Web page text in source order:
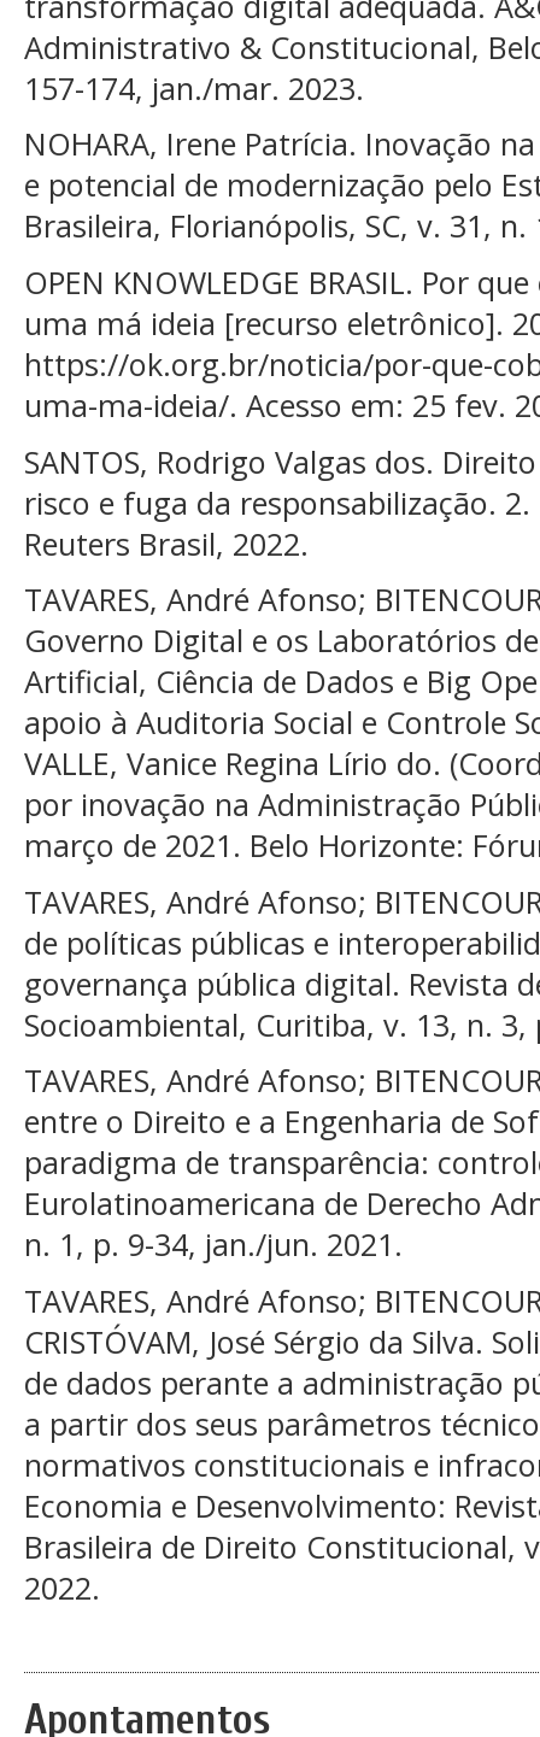
Administrativo & Constitucional,
157-174, jan./mar. 2023.
NOHARA, Irene Patrícia. Inovação
e potencial de modernização pelo
Brasileira, Florianópolis, SC, v. 31,
OPEN KNOWLEDGE BRASIL. Por
uma má ideia [recurso eletrônico].
https://ok.org.br/noticia/por-que-
uma-ma-ideia/. Acesso em: 25 fev.
SANTOS, Rodrigo Valgas dos.
risco e fuga da responsabilização.
Reuters Brasil, 2022.
TAVARES, André Afonso;
Governo Digital e os Laboratórios
Artificial, Ciência de Dados e Big
apoio à Auditoria Social e Controle
VALLE, Vanice Regina Lírio do.
por inovação na Administração
março de 2021. Belo Horizonte:
TAVARES, André Afonso;
de políticas públicas e
governança pública digital. Revista
Socioambiental, Curitiba, v. 13, n. 3,
TAVARES, André Afonso;
entre o Direito e a Engenharia de
paradigma de transparência:
Eurolatinoamericana de Derecho
n. 1, p. 9-34, jan./jun. 2021.
TAVARES, André Afonso;
CRISTÓVAM, José Sérgio da Silva.
de dados perante a administração
a partir dos seus parâmetros
normativos constitucionais e
Economia e Desenvolvimento:
Brasileira de Direito Constitucional,
2022.
Apontamentos